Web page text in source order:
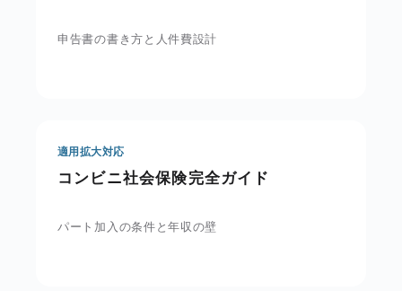
申告書の書き方と人件費設計
適用拡大対応
コンビニ社会保険完全ガイド
パート加入の条件と年収の壁